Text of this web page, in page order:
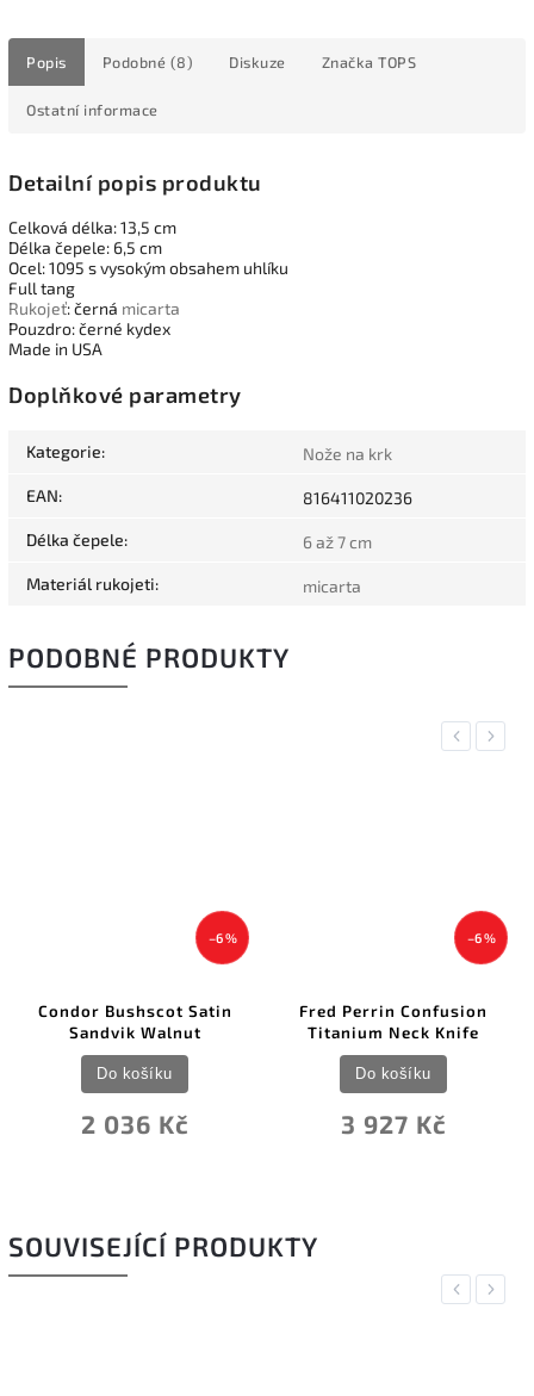
Popis Podobné (8) Diskuze Značka TOPS
Ostatní informace
Detailní popis produktu
Celková délka: 13,5 cm
Délka čepele: 6,5 cm
Ocel: 1095 s vysokým obsahem uhlíku
Full tang
Rukojeť: černá micarta
Pouzdro: černé kydex
Made in USA
Doplňkové parametry
Kategorie: Nože na krk
EAN: 816411020236
Délka čepele: 6 až 7 cm
Materiál rukojeti: micarta
PODOBNÉ PRODUKTY
Previous
–6 %
Condor Bushscot Satin
Sandvik Walnut
2 036 Kč
Do košíku
–6 %
Fred Perrin Confusion
Titanium Neck Knife
3 927 Kč
Do košíku
Next
SOUVISEJÍCÍ PRODUKTY
Previous
Next